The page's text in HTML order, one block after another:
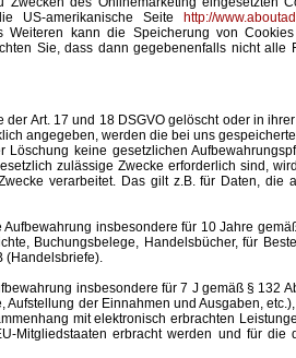
US-amerikanische Seite http://
kann die Speicherung von
Sie, dass dann gegebenenfalls nicht alle
Art. 17 und 18 DSGVO gelöscht oder in
angegeben, werden die bei uns
keine gesetzlichen
zulässige Zwecke erforderlich sind,
verarbeitet. Das gilt z.B. für Daten, die
insbesondere für 10 Jahre
Buchungsbelege, Handelsbücher, für
(Handelsbriefe).
insbesondere für 7 J gemäß § 132
der Einnahmen und Ausgaben,
mit elektronisch erbrachten
Mitgliedstaaten erbracht werden und für die